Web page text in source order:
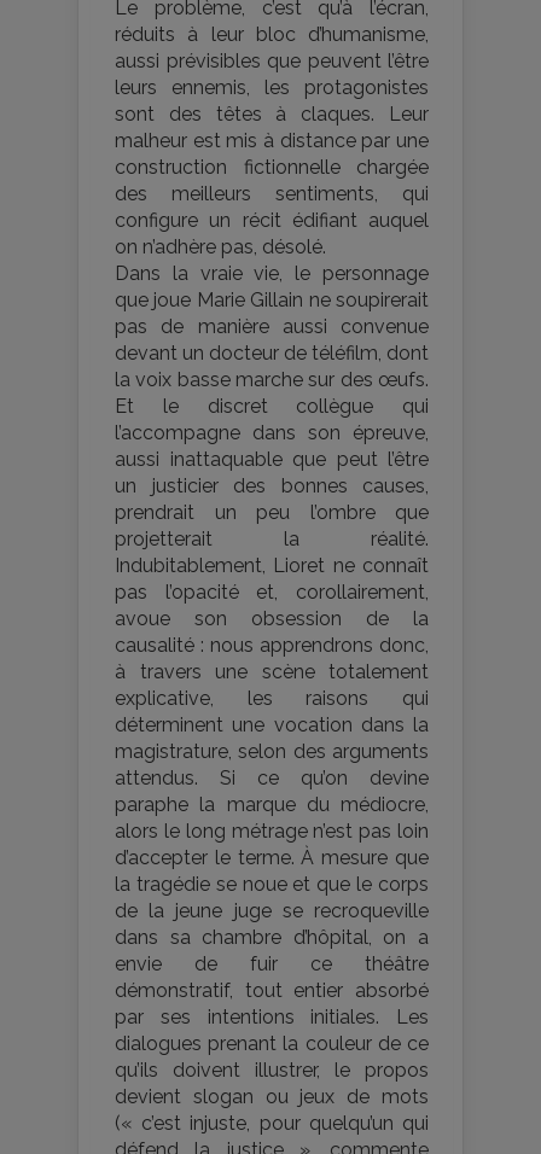
Le problème, c’est qu’à l’écran,
réduits à leur bloc d’humanisme,
aussi prévisibles que peuvent l’être
leurs ennemis, les protagonistes
sont des têtes à claques. Leur
malheur est mis à distance par une
construction fictionnelle chargée
des meilleurs sentiments, qui
configure un récit édifiant auquel
on n’adhère pas, désolé.
Dans la vraie vie, le personnage
que joue Marie Gillain ne soupirerait
pas de manière aussi convenue
devant un docteur de téléfilm, dont
la voix basse marche sur des œufs.
Et le discret collègue qui
l’accompagne dans son épreuve,
aussi inattaquable que peut l’être
un justicier des bonnes causes,
prendrait un peu l’ombre que
projetterait la réalité.
Indubitablement, Lioret ne connaît
pas l’opacité et, corollairement,
avoue son obsession de la
causalité : nous apprendrons donc,
à travers une scène totalement
explicative, les raisons qui
déterminent une vocation dans la
magistrature, selon des arguments
attendus. Si ce qu’on devine
paraphe la marque du médiocre,
alors le long métrage n’est pas loin
d’accepter le terme. À mesure que
la tragédie se noue et que le corps
de la jeune juge se recroqueville
dans sa chambre d’hôpital, on a
envie de fuir ce théâtre
démonstratif, tout entier absorbé
par ses intentions initiales. Les
dialogues prenant la couleur de ce
qu’ils doivent illustrer, le propos
devient slogan ou jeux de mots
(« c’est injuste, pour quelqu’un qui